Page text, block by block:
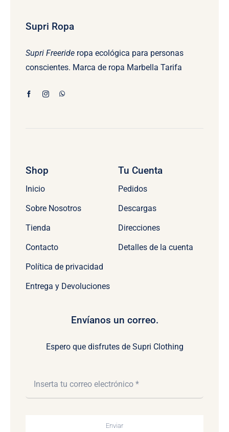
Supri Ropa
Supri Freerideropa ecológica para personas
conscientes. Marca de ropa Marbella Tarifa
Shop
Inicio
Sobre Nosotros
Tienda
Contacto
Política de privacidad
Entrega y Devoluciones
Tu Cuenta
Pedidos
Descargas
Direcciones
Detalles de la cuenta
Envíanos un correo.
Espero que disfrutes de Supri Clothing
Enviar